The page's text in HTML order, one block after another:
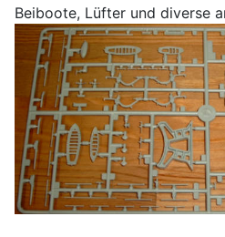
Beiboote, Lüfter und diverse